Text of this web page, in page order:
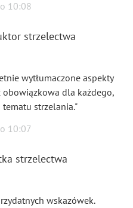
o 10:08
strzelectwa
wytłumaczone aspekty
dla każdego,
strzelania."
o 10:07
strzelectwa
wskazówek.